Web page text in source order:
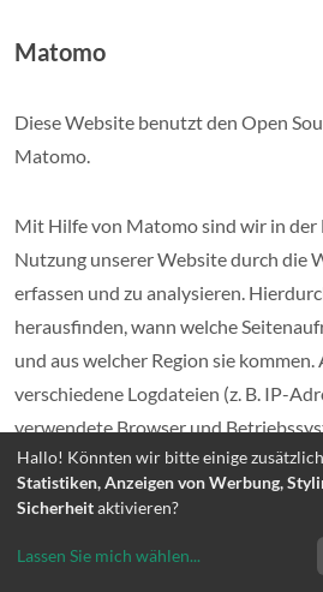
Matomo
Diese Website benutzt den Open
Matomo.
Mit Hilfe von Matomo sind wir in der
Nutzung unserer Website durch die
erfassen und zu analysieren.
herausfinden, wann welche
und aus welcher Region sie
verschiedene Logdateien (z. B. IP-
verwendete Browser und
messen, ob unsere
durchführen (z. B. Klicks, Käufe u. Ä.).
Die Nutzung dieses Analyse-Tools
Hallo! Könnten wir bitte einige
Statistiken, Anzeigen von Werbung,
Sicherheitaktivieren?
Lassen Sie mich wählen...